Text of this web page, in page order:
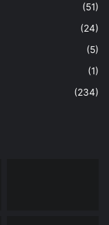
(51)
(24)
(5)
(1)
(234)